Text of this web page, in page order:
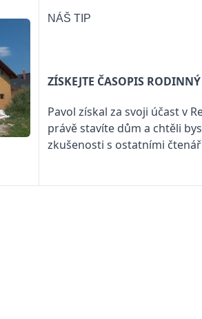
NÁŠ TIP
ZÍSKEJTE ČASOPIS
Pavol získal za svoji účast v
právě stavíte dům a chtěli
zkušenosti s ostatními